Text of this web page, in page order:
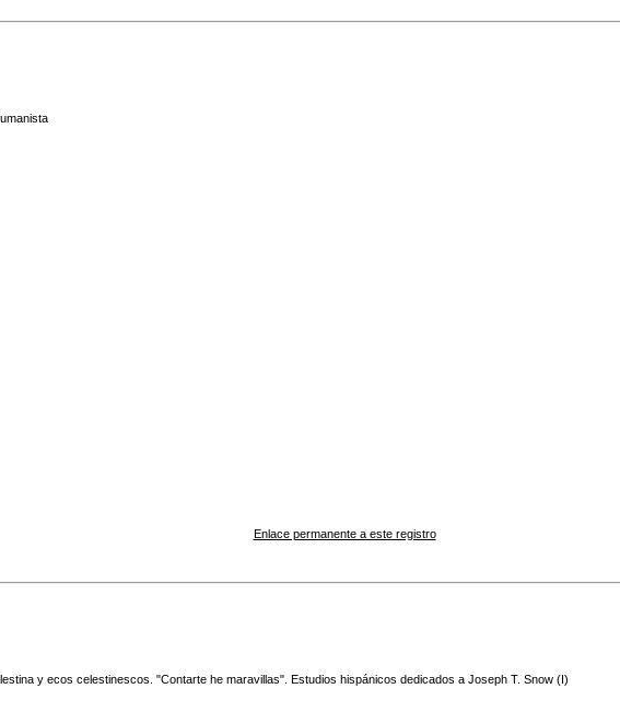
Enlace permanente a este registro
y ecos celestinescos. "Contarte he maravillas". Estudios hispánicos dedicados a Joseph T. Snow (I)